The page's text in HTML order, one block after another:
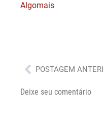
Algomais
Anterior
POSTAGEM
Deixe seu comentário